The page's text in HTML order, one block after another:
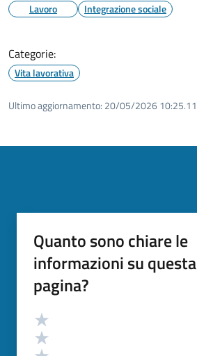
Lavoro Integrazione sociale
Categorie:
Vita lavorativa
Ultimo aggiornamento: 20/05/2026 10:25.11
Quanto sono chiare le
informazioni su questa
pagina?
Valutazione